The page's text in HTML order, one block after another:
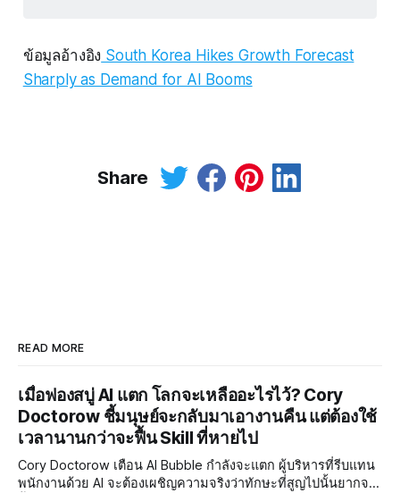
ข้อมูลอ้างอิง South Korea Hikes Growth Forecast
Sharply as Demand for AI Booms
Share
READ MORE
เมื่อฟองสบู่ AI แตก โลกจะเหลืออะไรไว้? Cory
Doctorow ชี้มนุษย์จะกลับมาเอางานคืน แต่ต้องใช้
เวลานานกว่าจะฟื้น Skill ที่หายไป
Cory Doctorow เตือน AI Bubble กำลังจะแตก ผู้บริหารที่รีบแทน
พนักงานด้วย AI จะต้องเผชิญความจริงว่าทักษะที่สูญไปนั้นยากจะ